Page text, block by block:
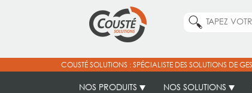
COUSTÉ SOLUTIONS : SPÉCIALISTE DES SOLUTIONS DE
NOS PRODUITS NOS SOLUTIONS